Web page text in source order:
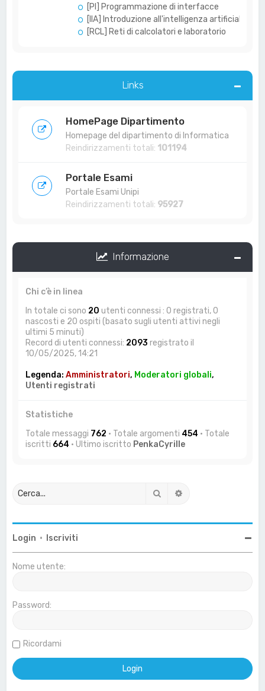
[PI] Programmazione di interfacce
[IIA] Introduzione all'intelligenza artificiale
[RCL] Reti di calcolatori e laboratorio
Links
HomePage Dipartimento
Homepage del dipartimento di Informatica
Reindirizzamenti totali: 101194
Portale Esami
Portale Esami Unipi
Reindirizzamenti totali: 95927
Informazione
Chi c’è in linea
In totale ci sono 20 utenti connessi : 0 registrati, 0
nascosti e 20 ospiti (basato sugli utenti attivi negli
ultimi 5 minuti)
Record di utenti connessi: 2093 registrato il
10/05/2025, 14:21
Legenda:Amministratori, Moderatori globali,
Utenti registrati
Statistiche
Totale messaggi 762 • Totale argomenti 454 • Totale
iscritti 664 • Ultimo iscritto PenkaCyrille
Cerca
Login • Iscriviti
Nome utente:
Password:
Ricordami